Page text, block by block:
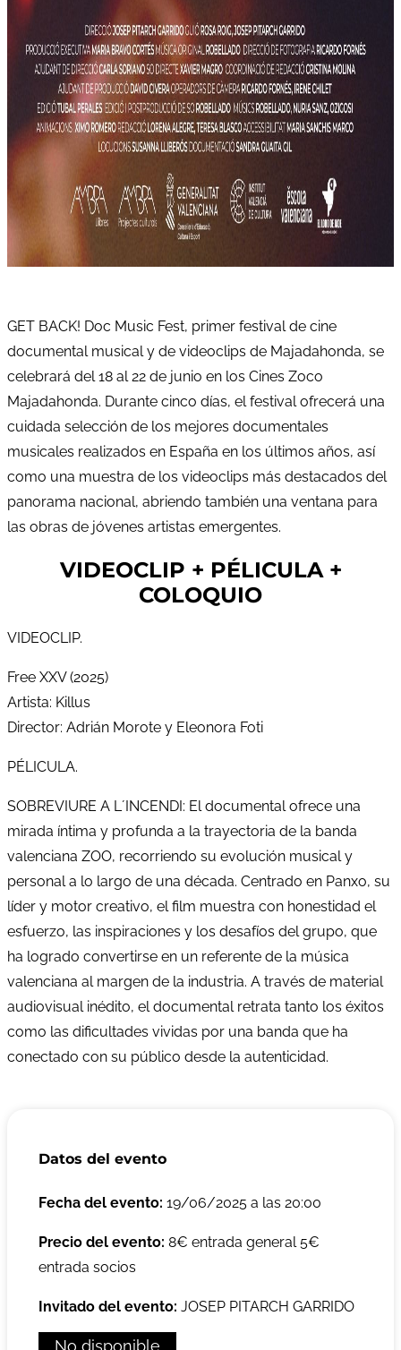
GET BACK! Doc Music Fest, primer festival de cine
documental musical y de videoclips de Majadahonda, se
celebrará del 18 al 22 de junio en los Cines Zoco
Majadahonda. Durante cinco días, el festival ofrecerá una
cuidada selección de los mejores documentales
musicales realizados en España en los últimos años, así
como una muestra de los videoclips más destacados del
panorama nacional, abriendo también una ventana para
las obras de jóvenes artistas emergentes.
VIDEOCLIP + PÉLICULA +
COLOQUIO
VIDEOCLIP.
Free XXV (2025)
Artista: Killus
Director: Adrián Morote y Eleonora Foti
PÉLICULA.
SOBREVIURE A L´INCENDI: El documental ofrece una
mirada íntima y profunda a la trayectoria de la banda
valenciana ZOO, recorriendo su evolución musical y
personal a lo largo de una década. Centrado en Panxo, su
líder y motor creativo, el film muestra con honestidad el
esfuerzo, las inspiraciones y los desafíos del grupo, que
ha logrado convertirse en un referente de la música
valenciana al margen de la industria. A través de material
audiovisual inédito, el documental retrata tanto los éxitos
como las dificultades vividas por una banda que ha
conectado con su público desde la autenticidad.
Datos del evento
Fecha del evento: 19/06/2025 a las 20:00
Precio del evento: 8€ entrada general 5€
entrada socios
Invitado del evento: JOSEP PITARCH GARRIDO
No disponible